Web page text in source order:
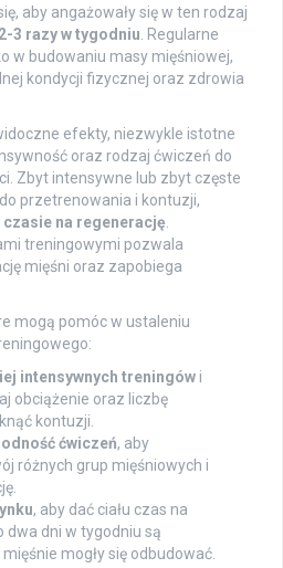
aby angażowały się w ten rodzaj
2-3 razy w tygodniu . Regularne
w budowaniu masy mięśniowej,
kondycji fizycznej oraz zdrowia
efekty, niezwykle istotne
oraz rodzaj ćwiczeń do
Zbyt intensywne lub zbyt częste
przetrenowania i kontuzji,
czasie na regenerację
treningowymi pozwala
mięśni oraz zapobiega
mogą pomóc w ustaleniu
intensywnych treningów i
obciążenie oraz liczbę
kontuzji.
ćwiczeń, aby
różnych grup mięśniowych i
, aby dać ciału czas na
dwa dni w tygodniu są
mogły się odbudować.